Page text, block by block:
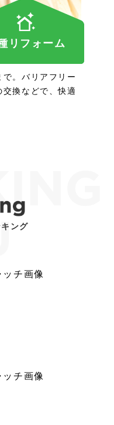
リフォーム
。バリアフリー
換などで、快適
ング